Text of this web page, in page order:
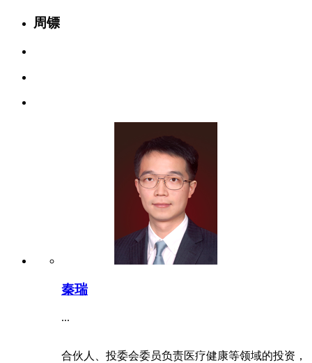
周镖
秦瑞
...
合伙人、投委会委员负责医疗健康等领域的投资，